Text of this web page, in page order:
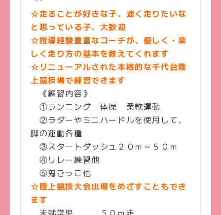
☆走ることが好きな子、速く走りたいな
と思っている子、大歓迎
☆指導経験豊富なコーチが、優しく・楽
しく走り方の基本を教えてくれます
☆リニューアルされた本格的な千代台陸
上競技場で練習できます
《練習内容》
①ランニング 体操 柔軟運動
②ラダーやミニハードルを使用して、
脚の運動各種
③スタートダッシュ２０ｍ～５０ｍ
④リレー練習他
⑤鬼ごっこ他
☆陸上競技大会出場をめざすこともでき
ます